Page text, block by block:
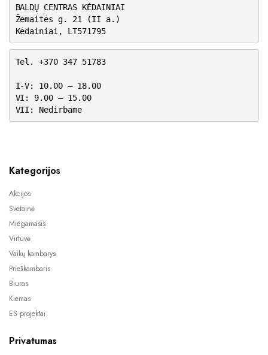
BALDŲ CENTRAS KĖDAINIAI
Žemaitės g. 21 (II a.)
Kėdainiai, LT571795
Tel. +370 347 51783
I-V: 10.00 – 18.00
VI: 9.00 – 15.00
VII: Nedirbame
Kategorijos
Akcijos
Svetainė
Miegamasis
Virtuvė
Vaikų kambarys
Prieškambaris
Biuras
Kiemas
ES projektai
Privatumas